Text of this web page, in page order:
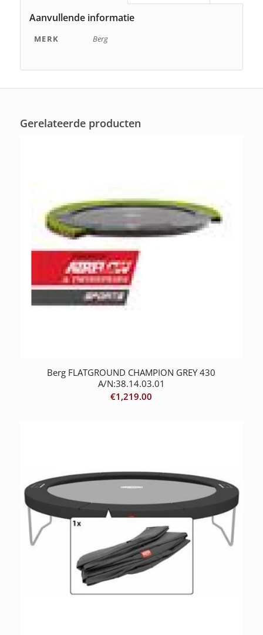
Aanvullende informatie
MERK Berg
Gerelateerde producten
Berg FLATGROUND CHAMPION GREY 430
A/N:38.14.03.01
€1,219.00